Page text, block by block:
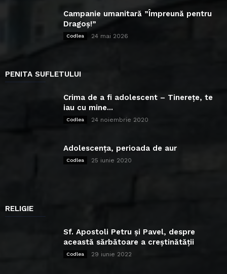
Campanie umanitară ”Împreună pentru
Dragoș!”
Codlea 24 mai 2026
PENITA SUFLETULUI
Crima de a fi adolescent – Tinerețe, te
iau cu mine...
Codlea 24 noiembrie 2020
Adolescența, perioada de aur
Codlea 25 iunie 2020
RELIGIE
Sf. Apostoli Petru și Pavel, despre
această sărbătoare a creștinătății
Codlea 29 iunie 2022